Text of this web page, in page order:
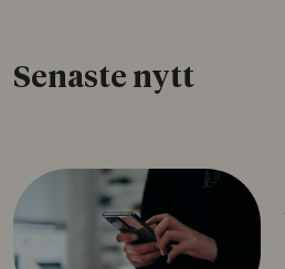
Senaste nytt